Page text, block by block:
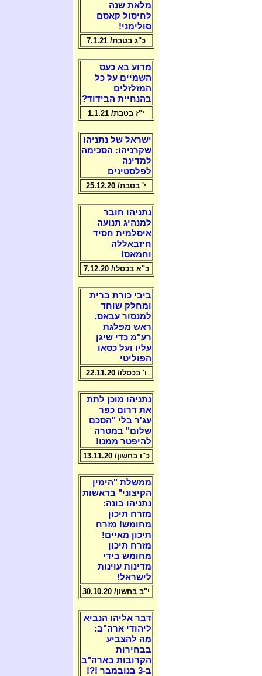
מלאת שנה
לחיסול קאסם
סולימני!
כ"ג בטבת/ 7.1.21
מדוע בא כעס
השמיים על כל
המזלזלים
בהנחיית הבידוד?
י"ז בטבת/ 1.1.21
ישראל של נתניהו
שקרניהו: הסכימה
למדינה
לפלסטינים
י' בטבת/ 25.12.20
נתניהו חובר
למנהיג תנועה
איסלמית חסיד
חיזבאללה
וחמאס!
כ"א בכסלו/ 7.12.20
ביבי כורת ברית
ומחלק שוחד
למנסור עבאס,
ראש מפלגת
רע"מ כדי שיגן
עליו ועל כסאו
הפוליטי
ו' בכסלו/ 22.11.20
נתניהו מוכן לתת
את דרום כפר
עג'ר בלי "הסכם
שלום" במטרה
להיפטר ממנו!
כ"ו בחשון/ 13.11.20
ממשלת "הימין
הקיצוני" בראשות
נתניהו בונה:
מזרח תיכון
מחומש! מזרח
תיכון מאיים!
מזרח תיכון
מחומש בידי
מדינות עוינות
לישראל!
י"ב בחשון/ 30.10.20
דבר אליהו הנביא
ליהודי ארה"ב:
מה להצביע
בבחירות
הקרובות בארה"ב
ב-3 בנובמבר !?!